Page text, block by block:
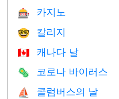
🎰 카지노
🤓 칼리지
🇨🇦 캐나다 날
🦠 코로나 바이러스
⛵️ 콜럼버스의 날